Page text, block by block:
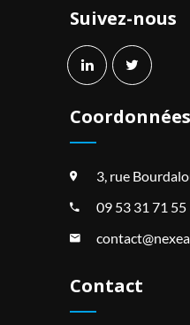
Suivez-nous
Coordonnées
3, rue
09 53 31 71 55
Contact